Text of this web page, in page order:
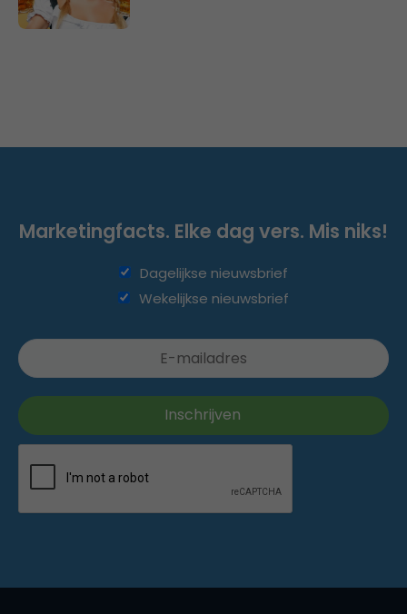
Marketingfacts. Elke dag vers. Mis niks!
Dagelijkse nieuwsbrief
Wekelijkse nieuwsbrief